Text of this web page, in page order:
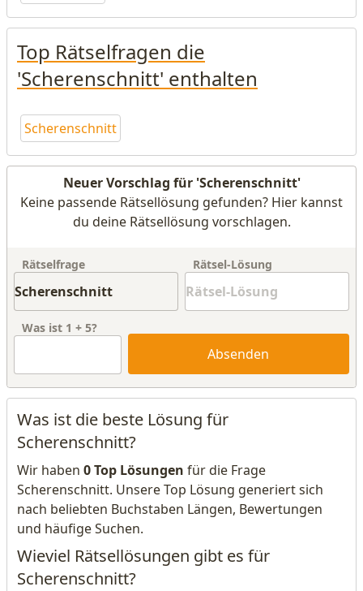
Top Rätselfragen die
'Scherenschnitt' enthalten
Scherenschnitt
Neuer Vorschlag für 'Scherenschnitt'
Keine passende Rätsellösung gefunden? Hier kannst
du deine Rätsellösung vorschlagen.
Rätselfrage Rätsel-Lösung
Was ist 1 + 5?
Absenden
Was ist die beste Lösung für
Scherenschnitt?
Wir haben 0 Top Lösungen für die Frage
Scherenschnitt. Unsere Top Lösung generiert sich
nach beliebten Buchstaben Längen, Bewertungen
und häufige Suchen.
Wieviel Rätsellösungen gibt es für
Scherenschnitt?